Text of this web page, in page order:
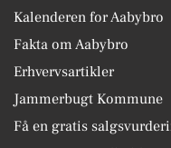
Kalenderen for Aabybro
Fakta om Aabybro
Erhvervsartikler
Jammerbugt Kommune
Få en gratis